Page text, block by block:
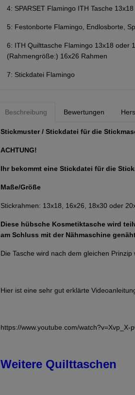
4: SPARSET Flamingo ITH Tasche
5: Festonborte Flamingo, Endlosborte,
6: ITH Quilttasche Flamingo 13x18 oder
(Rahmengröße:) 16x26 Rahmen
7: Stickdatei Flamingo
Beschreibung Bewertungen
Stickmuster / Stickdatei für die
ACHTUNG!
Ihr bekommt eine Stickdatei für die
Maße/Größe
Stickrahmen: 13x18, 16x26, 18x30 oder
Diese hübsche Kosmetiktasche wird
am Schluss mit der Nähmaschine
Die Tasche wird nach dem gleichen Prinzip
Hier ist eine sehr gut erklärte
https://www.youtube.com/watch?v=Xvp_X-
Weitere Quilttaschen